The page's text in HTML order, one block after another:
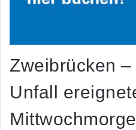
Zweibrücken
Unfall